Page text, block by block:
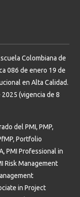
Colombiana de
086 de enero 19 de
en Alta Calidad.
(vigencia de 8
del PMI, PMP,
Portfolio
PMI Professional in
Risk Management
in Project